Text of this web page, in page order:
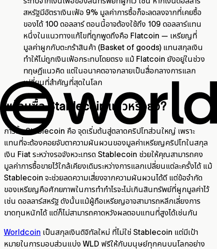
สหรัฐมีอัตราเงินเฟ้อ 9% มูลค่าการซื้อก็จะลดลงจากที่เคยซื้อ
ของได้ 100 ดอลลาร์ ตอนนี้อาจต้องใช้ถึง 109 ดอลลาร์แทน
หนึ่งในแนวทางแก้ไขที่ถูกพูดถึงคือ Flatcoin — เหรียญที่
มูลค่าผูกกับตะกร้าสินค้า (Basket of goods) แทนสกุลเงิน
ทำให้ไม่ถูกเงินเฟ้อกระทบโดยตรง แม้ Flatcoin ยังอยู่ในช่วง
ทฤษฎีแนวคิด แต่ในอนาคตอาจกลายเป็นสื่อกลางการแลก
เปลี่ยนที่สำคัญที่สุดในโลก
พร้อมซื้อ Stablecoin แล้วหรือยัง?
การซื้อ Stablecoin คือ จุดเริ่มต้นสู่ตลาดคริปโทส่วนใหญ่ เพราะ
แทนที่จะต้องคอยจับตาความผันผวนของมูลค่าเหรียญคริปโทในสกุล
เงิน Fiat ระหว่างรอจังหวะเทรด Stablecoin ช่วยให้คุณสามารถคง
มูลค่าการซื้อขายไว้ใกล้เคียงเดิมระหว่างการแลกเปลี่ยนแต่ละครั้งได้ แม้
Stablecoin จะช่วยลดความเสี่ยงจากความผันผวนได้ดี แต่ข้อจำกัด
ของเหรียญคือศักยภาพในการทำกำไรจะไม่เกินสินทรัพย์ที่ผูกมูลค่าไว้
เช่น ดอลลาร์สหรัฐ ดังนั้นแม้ผู้ถือเหรียญอาจสามารถหลีกเลี่ยงการ
ขาดทุนหนักได้ แต่ก็ไม่สามารถคาดหวังผลตอบแทนที่สูงได้เช่นกัน
Worldcoin เป็นสกุลเงินดิจิทัลใหม่ ที่ไม่ใช่ Stablecoin แต่มีเป้า
หมายในการมอบส่วนแบ่ง WLD ฟรีให้กับมนุษย์ทุกคนบนโลกอย่าง